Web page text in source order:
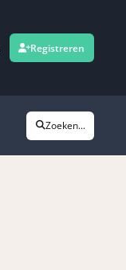
Registreren
Zoeken...